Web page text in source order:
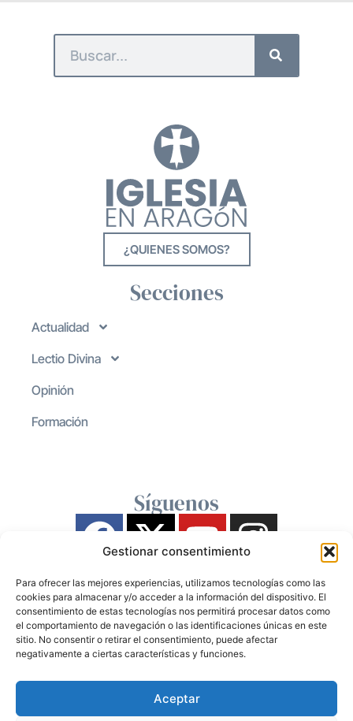
Gestionar consentimiento
Para ofrecer las mejores experiencias, utilizamos tecnologías como las
cookies para almacenar y/o acceder a la información del dispositivo. El
consentimiento de estas tecnologías nos permitirá procesar datos como
el comportamiento de navegación o las identificaciones únicas en este
sitio. No consentir o retirar el consentimiento, puede afectar
negativamente a ciertas características y funciones.
Aceptar
¿QUIENES SOMOS?
Secciones
Actualidad
Lectio Divina
Opinión
Formación
Síguenos